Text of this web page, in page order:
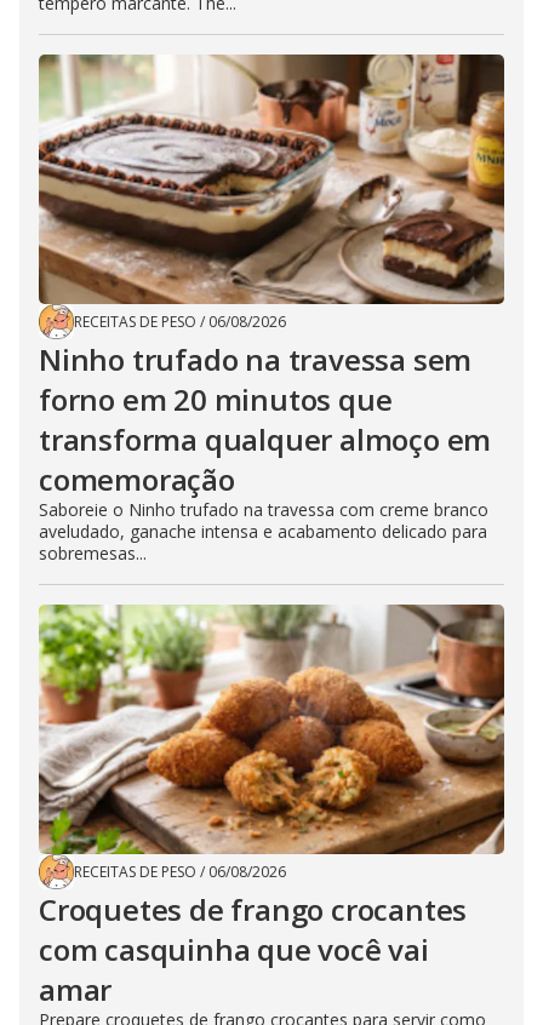
RECEITAS DE PESO / 06/08/2026
Ninho trufado na travessa sem
forno em 20 minutos que
transforma qualquer almoço em
comemoração
Saboreie o Ninho trufado na travessa com creme branco
aveludado, ganache intensa e acabamento delicado para
sobremesas...
RECEITAS DE PESO / 06/08/2026
Croquetes de frango crocantes
com casquinha que você vai
amar
Prepare croquetes de frango crocantes para servir como